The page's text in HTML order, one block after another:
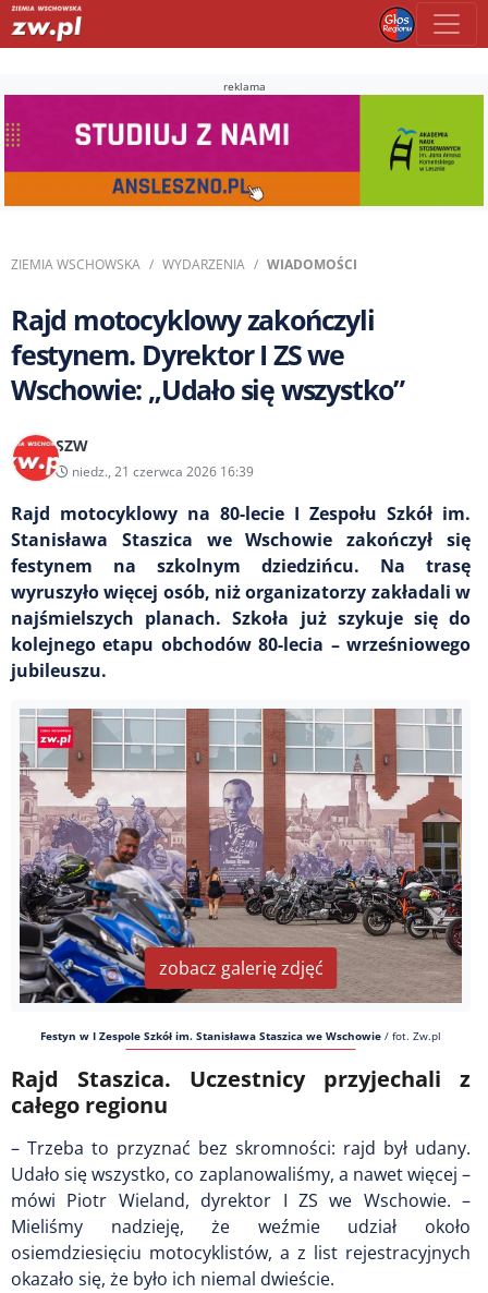
reklama
ZIEMIA WSCHOWSKA WYDARZENIA WIADOMOŚCI
Rajd motocyklowy zakończyli
festynem. Dyrektor I ZS we
Wschowie: „Udało się wszystko”
SZW
niedz., 21 czerwca 2026 16:39
Rajd motocyklowy na 80-lecie I Zespołu Szkół im.
Stanisława Staszica we Wschowie zakończył się
festynem na szkolnym dziedzińcu. Na trasę
wyruszyło więcej osób, niż organizatorzy zakładali w
najśmielszych planach. Szkoła już szykuje się do
kolejnego etapu obchodów 80-lecia – wrześniowego
jubileuszu.
zobacz galerię zdjęć
Festyn w I Zespole Szkół im. Stanisława Staszica we Wschowie / fot. Zw.pl
Rajd Staszica. Uczestnicy przyjechali z
całego regionu
– Trzeba to przyznać bez skromności: rajd był udany.
Udało się wszystko, co zaplanowaliśmy, a nawet więcej –
mówi Piotr Wieland, dyrektor I ZS we Wschowie. –
Mieliśmy nadzieję, że weźmie udział około
osiemdziesięciu motocyklistów, a z list rejestracyjnych
okazało się, że było ich niemal dwieście.